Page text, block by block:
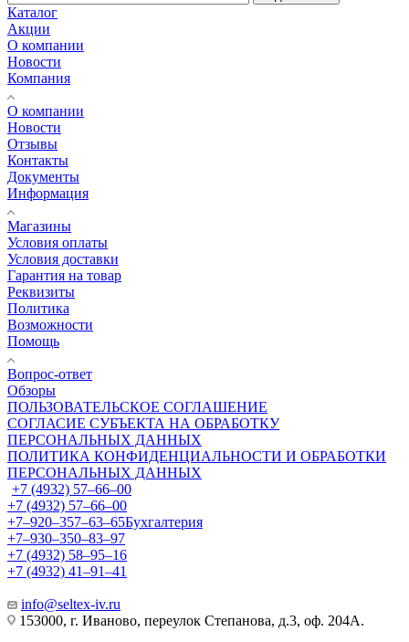
Каталог
Акции
О компании
Новости
Компания
О компании
Новости
Отзывы
Контакты
Документы
Информация
Магазины
Условия оплаты
Условия доставки
Гарантия на товар
Реквизиты
Политика
Возможности
Помощь
Вопрос-ответ
Обзоры
ПОЛЬЗОВАТЕЛЬСКОЕ СОГЛАШЕНИЕ
СОГЛАСИЕ СУБЪЕКТА НА ОБРАБОТКУ
ПЕРСОНАЛЬНЫХ ДАННЫХ
ПОЛИТИКА КОНФИДЕНЦИАЛЬНОСТИ И ОБРАБОТКИ
ПЕРСОНАЛЬНЫХ ДАННЫХ
+7 (4932) 57‒66‒00
+7 (4932) 57‒66‒00
+7‒920‒357‒63‒65Бухгалтерия
+7‒930‒350‒83‒97
+7 (4932) 58‒95‒16
+7 (4932) 41‒91‒41
info@seltex-iv.ru
153000, г. Иваново, переулок Степанова, д.3, оф. 204А.